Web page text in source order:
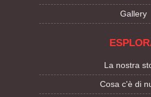
Gallery
La nostra
Cosa c'è di